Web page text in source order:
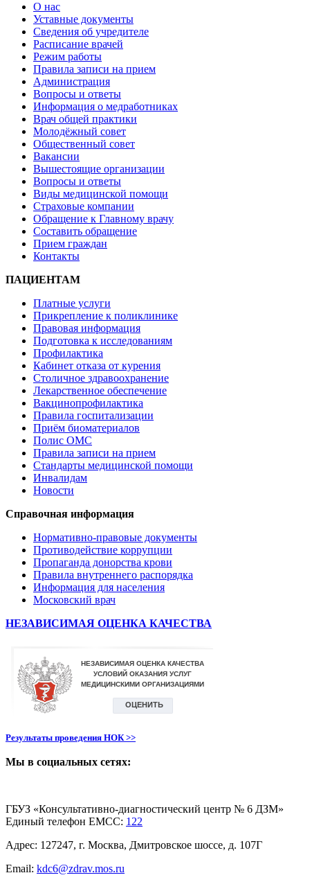
О нас
Уставные документы
Cведения об учредителе
Расписание врачей
Режим работы
Правила записи на прием
Администрация
Вопросы и ответы
Информация о медработниках
Врач общей практики
Молодёжный совет
Общественный совет
Вакансии
Вышестоящие организации
Вопросы и ответы
Виды медицинской помощи
Страховые компании
Обращение к Главному врачу
Составить обращение
Прием граждан
Контакты
ПАЦИЕНТАМ
Платные услуги
Прикрепление к поликлинике
Правовая информация
Подготовка к исследованиям
Профилактика
Кабинет отказа от курения
Столичное здравоохранение
Лекарственное обеспечение
Вакцинопрофилактика
Правила госпитализации
Приём биоматериалов
Полис ОМС
Правила записи на прием
Стандарты медицинской помощи
Инвалидам
Новости
Справочная информация
Нормативно-правовые документы
Противодействие коррупции
Пропаганда донорства крови
Правила внутреннего распорядка
Информация для населения
Московский врач
НЕЗАВИСИМАЯ ОЦЕНКА КАЧЕСТВА
Результаты проведения НОК >>
Мы в социальных сетях:
ГБУЗ «Консультативно-диагностический центр № 6 ДЗМ»
Единый телефон ЕМСС: 122
Адрес: 127247, г. Москва, Дмитровское шоссе, д. 107Г
Email: kdc6@zdrav.mos.ru